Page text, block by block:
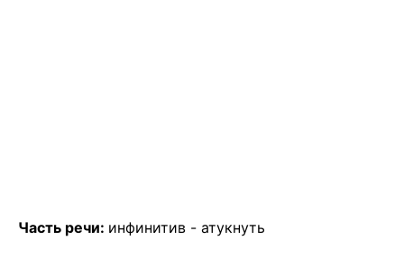
Часть речи: инфинитив - атукнуть